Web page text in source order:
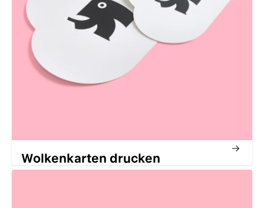
Wolkenkarten drucken